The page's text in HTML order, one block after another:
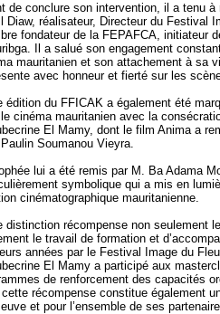
de conclure son intervention, il a tenu
Diaw, réalisateur, Directeur du Festival
fondateur de la FEPAFCA, initiateur
Il a salué son engagement
mauritanien et son attachement à sa
avec honneur et fierté sur les
édition du FFICAK a également été
cinéma mauritanien avec la
El Mamy, dont le film Anima a
Soumanou Vieyra.
lui a été remis par M. Ba Adama
symbolique qui a mis en
cinématographique mauritanienne.
distinction récompense non seulement
le travail de formation et
années par le Festival Image du
El Mamy a participé aux
de renforcement des capacités
récompense constitue également
et pour l’ensemble de ses